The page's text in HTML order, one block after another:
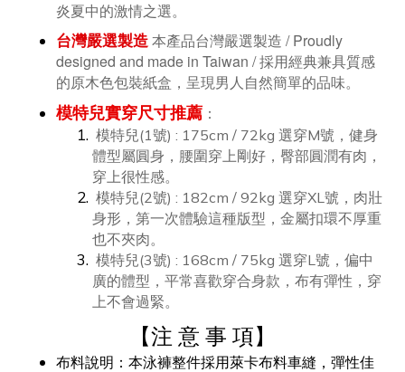
炎夏中的激情之選。
台灣嚴選製造 本產品台灣嚴選製造 / Proudly
designed and made in Taiwan /採用經典兼具質感
的原木色包裝紙盒，呈現男人自然簡單的品味。
模特兒實穿尺寸推薦 ：
模特兒(1號) : 175cm / 72kg 選穿M號，健身
體型屬圓身，腰圍穿上剛好，臀部圓潤有肉，
穿上很性感。
模特兒(2號) : 182cm / 92kg 選穿XL號，肉壯
身形，第一次體驗這種版型，金屬扣環不厚重
也不夾肉。
模特兒(3號) : 168cm / 75kg 選穿L號，偏中
廣的體型，平常喜歡穿合身款，布有彈性，穿
上不會過緊。
【注 意 事 項】
布料說明：本泳褲整件採用萊卡布料車縫，彈性佳